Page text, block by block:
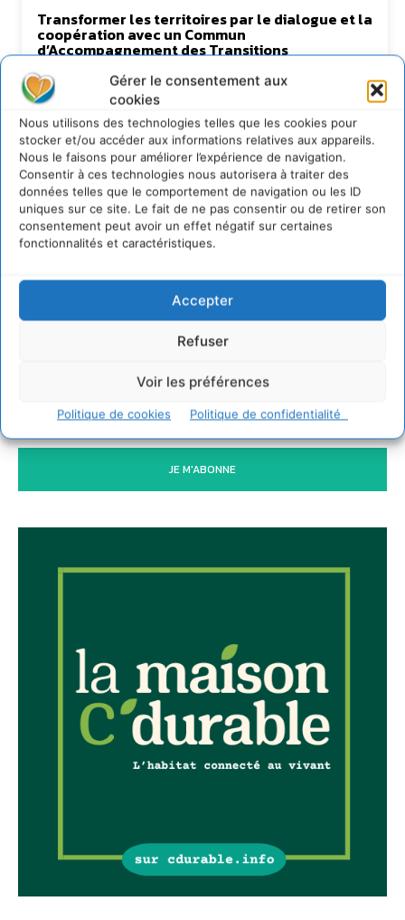
Gérer le consentement aux
cookies
Nous utilisons des technologies telles que les cookies pour
stocker et/ou accéder aux informations relatives aux appareils.
Nous le faisons pour améliorer l’expérience de navigation.
Consentir à ces technologies nous autorisera à traiter des
données telles que le comportement de navigation ou les ID
uniques sur ce site. Le fait de ne pas consentir ou de retirer son
consentement peut avoir un effet négatif sur certaines
fonctionnalités et caractéristiques.
Accepter
Refuser
Voir les préférences
Politique de cookies Politique de confidentialité
Transformer les territoires par le dialogue et la
coopération avec un Commun
d’Accompagnement des Transitions
7 août 2026
Soutenir un pastoralisme durable en faveur de
socio-écosystèmes résilients
6 août 2026
S’inspirer de l’arbre pour un modèle
économique régénératif du vivant …
5 août 2026
IPBES : le « GIEC de la biodiversité » appelle les
entreprises à devenir des alliées du vivant
Newsletter
JE M'ABONNE